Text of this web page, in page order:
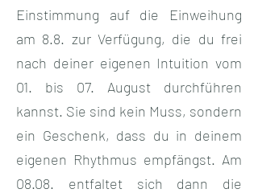
Einstimmung auf die Einweihung
am 8.8. zur Verfügung, die du frei
nach deiner eigenen Intuition vom
01. bis 07. August durchführen
kannst. Sie sind kein Muss, sondern
ein Geschenk, dass du in deinem
eigenen Rhythmus empfängst. Am
08.08. entfaltet sich dann die